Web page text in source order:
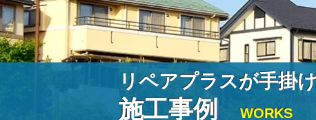
リペアプラスが手掛
施工事例 WORKS